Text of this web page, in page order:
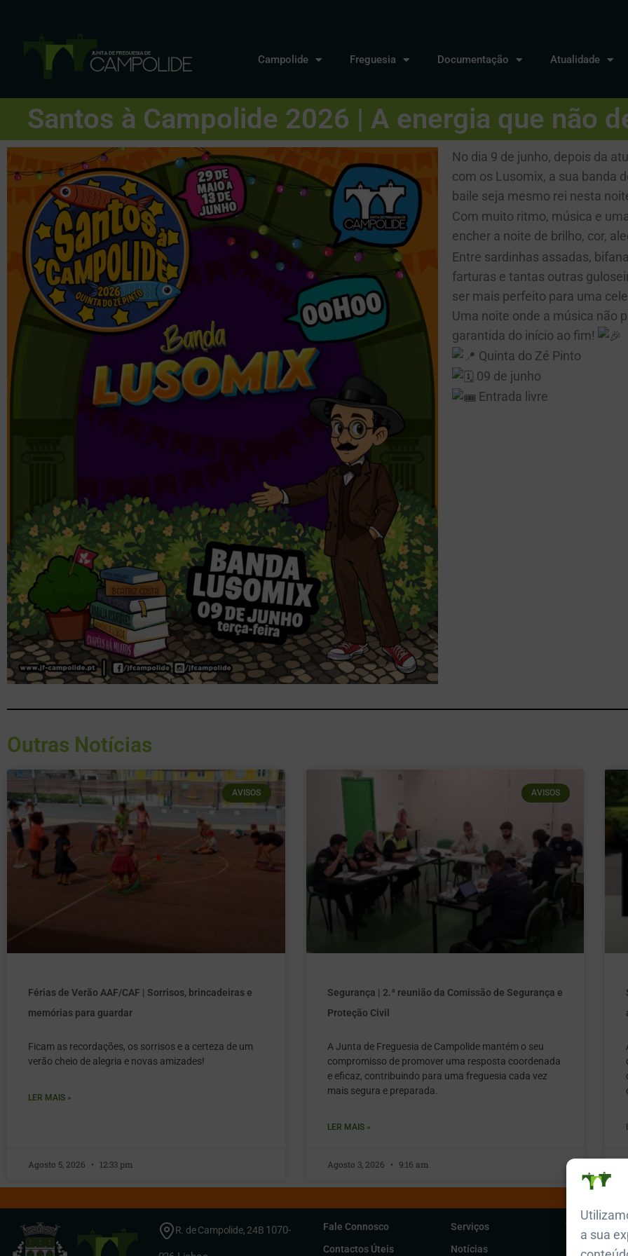
a sua
Campolide Freguesia Documentação Atualidade
Santos à Campolide 2026 | A energia que não
No dia 9 de junho, depois da
com os Lusomix, a sua banda
baile seja mesmo rei nesta
Com muito ritmo, música e
encher a noite de brilho, cor,
Entre sardinhas assadas,
farturas e tantas outras
ser mais perfeito para uma
Uma noite onde a música não
garantida do início ao fim!
Quinta do Zé Pinto
09 de junho
Entrada livre
Outras Notícias
AVISOS
Férias de Verão AAF/CAF | Sorrisos, brincadeiras e
memórias para guardar
Ficam as recordações, os sorrisos e a certeza de um
verão cheio de alegria e novas amizades!
LER MAIS »
Agosto 5, 2026 12:33 pm
AVISOS
Segurança | 2.ª reunião da Comissão de Segurança e
Proteção Civil
A Junta de Freguesia de Campolide mantém o seu
compromisso de promover uma resposta coordenada
e eficaz, contribuindo para uma freguesia cada vez
mais segura e preparada.
LER MAIS »
Agosto 3, 2026 9:16 am
R. de Campolide, 24B 1070-
Fale Connosco
Contactos Úteis
Serviços
Notícias
Território
História e